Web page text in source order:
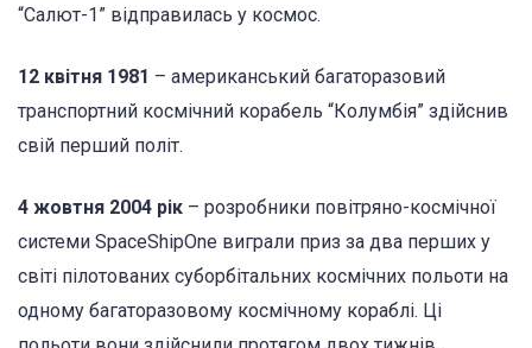
“Салют-1” відправилась у космос.
12 квітня 1981 – американський багаторазовий
транспортний космічний корабель “Колумбія” здійснив
свій перший політ.
4 жовтня 2004 рік – розробники повітряно-космічної
системи SpaceShipOne виграли приз за два перших у
світі пілотованих суборбітальних космічних польоти на
одному багаторазовому космічному кораблі. Ці